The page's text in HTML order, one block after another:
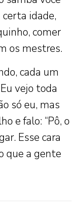
idade,
comer
os mestres.
cada um
vejo toda
só eu, mas
e falo: “Pô, o
Esse cara
que a gente